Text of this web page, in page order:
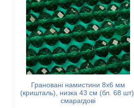
Грановані намистини 8х6 мм
(кришталь), низка 43 см (бл. 68 шт),
смарагдові